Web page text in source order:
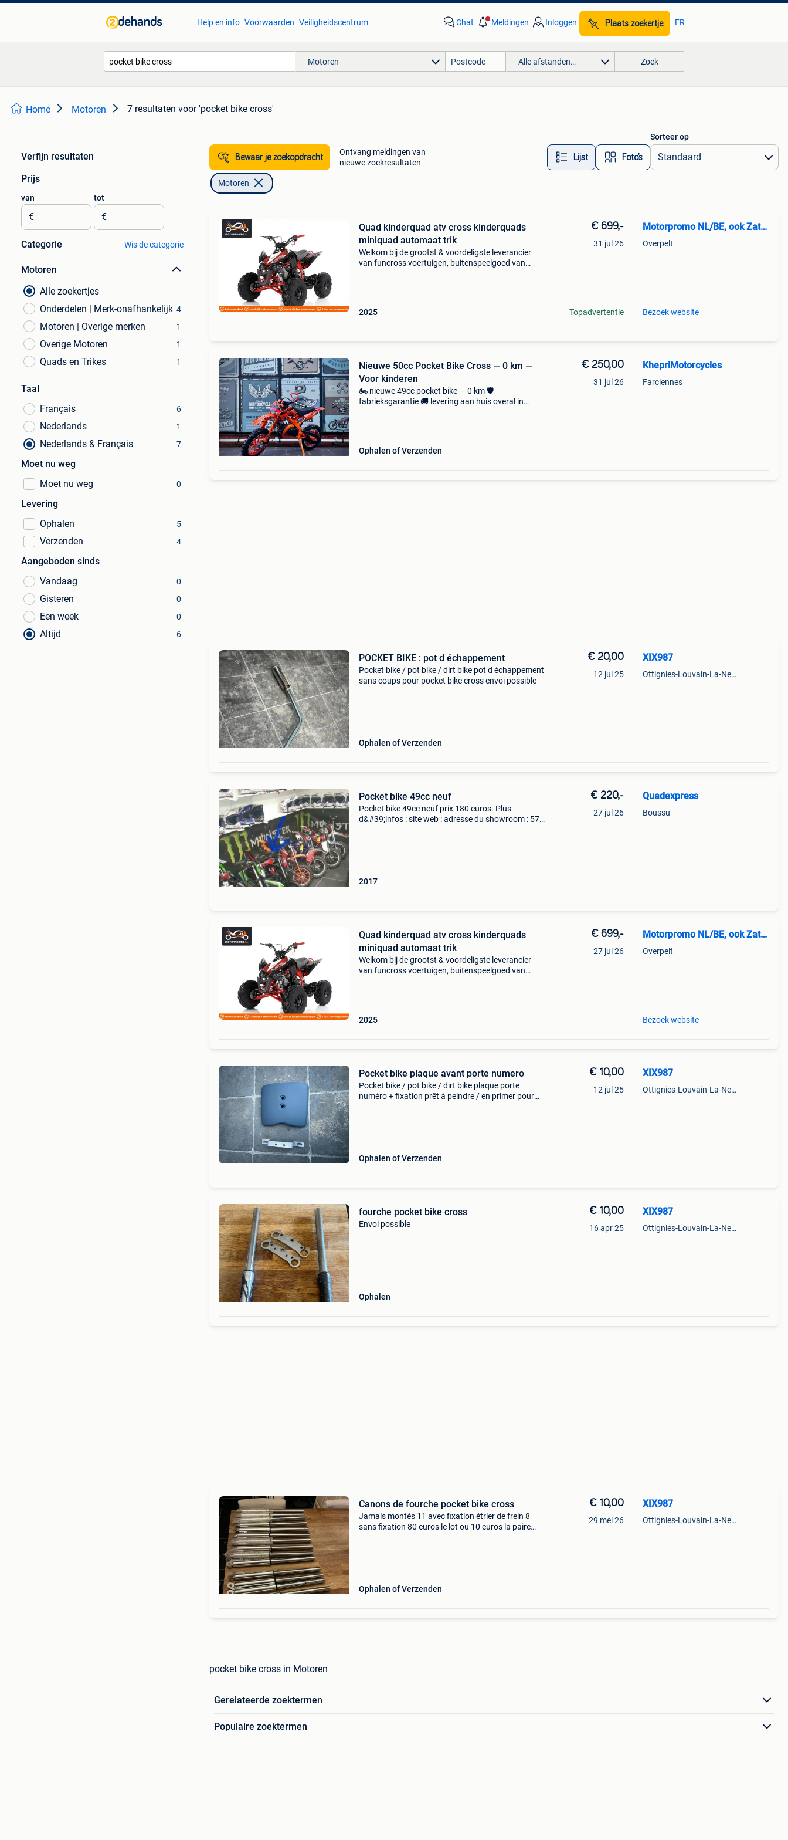
Help en info Voorwaarden Veiligheidscentrum Chat Meldingen Inloggen Plaats zoekertje FR
Motoren Alle afstanden… Zoek
Home Motoren 7 resultaten voor 'pocket bike cross'
Verfijn resultaten
Prijs
van
€
tot
€
Categorie Wis de categorie
Motoren
Alle zoekertjes
Onderdelen | Merk-onafhankelijk 4
Motoren | Overige merken 1
Overige Motoren 1
Quads en Trikes 1
Taal
Français
6
Nederlands 1
Nederlands & Français 7
Moet nu weg
Moet nu weg
0
Levering
Ophalen
5
Verzenden 4
Aangeboden sinds
Vandaag
0
Gisteren 0
Een week 0
Altijd 6
Bewaar je zoekopdracht
Ontvang meldingen van
nieuwe zoekresultaten
Lijst Foto’s
Sorteer op
Motoren
Quad kinderquad atv cross kinderquads
miniquad automaat trik
Welkom bij de grootst & voordeligste leverancier
van funcross voertuigen, buitenspeelgoed van
2025
€ 699,-
31 jul 26
Topadvertentie
Motorpromo NL/BE, ook Zaterdag
Overpelt
Bezoek website
Nieuwe 50cc Pocket Bike Cross — 0 km —
Voor kinderen
🏍️ nieuwe 49cc pocket bike — 0 km 🛡️
fabrieksgarantie 🚚 levering aan huis overal in
Ophalen of Verzenden
€ 250,00
31 jul 26
KhepriMotorcycles
Farciennes
POCKET BIKE : pot d échappement
Pocket bike / pot bike / dirt bike pot d échappement
sans coups pour pocket bike cross envoi possible
Ophalen of Verzenden
€ 20,00
12 jul 25
XIX987
Ottignies-Louvain-La-Neuve
Pocket bike 49cc neuf
Pocket bike 49cc neuf prix 180 euros. Plus
d&#39;infos : site web : adresse du showroom : 57,
2017
€ 220,-
27 jul 26
Quadexpress
Boussu
Quad kinderquad atv cross kinderquads
miniquad automaat trik
Welkom bij de grootst & voordeligste leverancier
van funcross voertuigen, buitenspeelgoed van
2025
€ 699,-
27 jul 26
Motorpromo NL/BE, ook Zaterdag
Overpelt
Bezoek website
Pocket bike plaque avant porte numero
Pocket bike / pot bike / dirt bike plaque porte
numéro + fixation prêt à peindre / en primer pour
Ophalen of Verzenden
€ 10,00
12 jul 25
XIX987
Ottignies-Louvain-La-Neuve
fourche pocket bike cross
Envoi possible
Ophalen
€ 10,00
16 apr 25
XIX987
Ottignies-Louvain-La-Neuve
Canons de fourche pocket bike cross
Jamais montés 11 avec fixation étrier de frein 8
sans fixation 80 euros le lot ou 10 euros la paire
Ophalen of Verzenden
€ 10,00
29 mei 26
XIX987
Ottignies-Louvain-La-Neuve
pocket bike cross in Motoren
Gerelateerde zoektermen
Populaire zoektermen